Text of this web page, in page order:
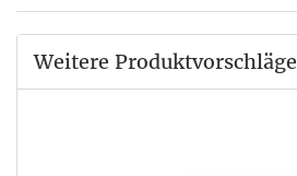
Weitere Produktvorschläge